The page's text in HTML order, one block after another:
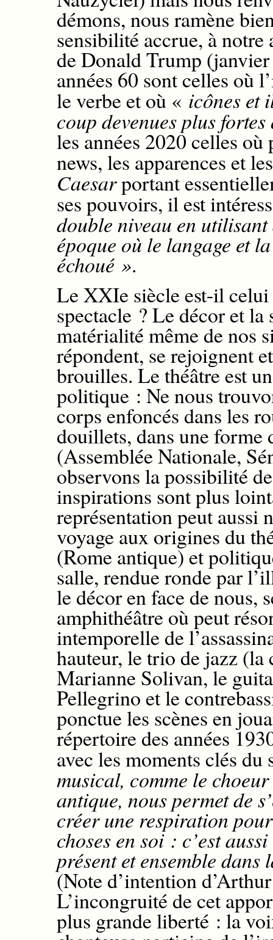
démons, nous ramène
sensibilité accrue, à notre
de Donald Trump
années 60 sont celles où
le verbe et où « icônes et
coup devenues plus
les années 2020 celles
news,les apparences et
Caesarportant
ses pouvoirs, il est
double niveau en utilisant
époque où le langage et
échoué ».
Le XXIe siècle est-il celui
spectacle ? Le décor et
matérialité même de nos
répondent, se rejoignent
brouilles. Le théâtre est
politique : Ne nous
corps enfoncés dans les
douillets, dans une forme
(Assemblée Nationale,
observons la possibilité
inspirations sont plus
représentation peut aussi
voyage aux origines du
(Rome antique) et
salle, rendue ronde par
le décor en face de nous,
amphithéâtre où peut
intemporelle de
hauteur, le trio de jazz (la
Marianne Solivan, le
Pellegrino et le
ponctue les scènes en
répertoire des années
avec les moments clés
musical, comme le
antique, nous permet de
créer une respiration
choses en soi : c’est
présent et ensemble
(Note d’intention
L’incongruité de cet
plus grande liberté : la